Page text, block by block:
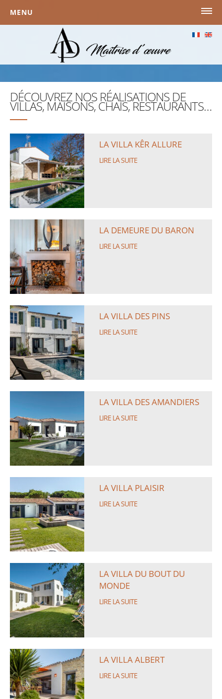
content
MENU
VOTRE MAÎTRE D’OEUVRE
NOS RÉALISATIONS
PRESSE
NOS BUREAUX
CONTACT
DÉCOUVREZ NOS RÉALISATIONS DE
VILLAS, MAISONS, CHAIS, RESTAURANTS…
LA VILLA KÊR ALLURE
LIRE LA SUITE
LA DEMEURE DU BARON
LIRE LA SUITE
LA VILLA DES PINS
LIRE LA SUITE
LA VILLA DES AMANDIERS
LIRE LA SUITE
LA VILLA PLAISIR
LIRE LA SUITE
LA VILLA DU BOUT DU
MONDE
LIRE LA SUITE
LA VILLA ALBERT
LIRE LA SUITE